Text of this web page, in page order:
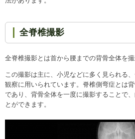
全脊椎撮影
全脊椎撮影とは首から腰までの背骨全体を撮
この撮影は主に、小児などに多く見られる
観察に用いられています。脊椎側弯症とは
であり、背骨全体を一度に撮影することで
とができます。